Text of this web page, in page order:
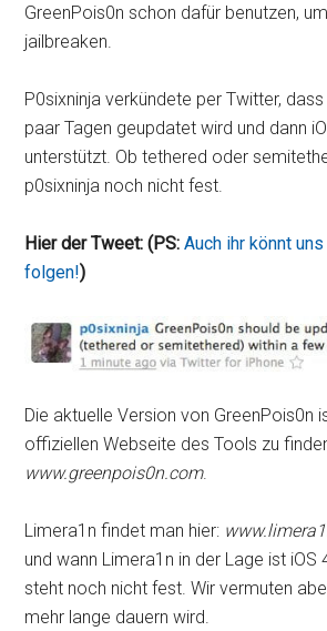
GreenPois0n schon dafür benutzen,
jailbreaken.
P0sixninja verkündete per Twitter,
paar Tagen geupdatet wird und dann
unterstützt. Ob tethered oder
p0sixninja noch nicht fest.
Hier der Tweet: (PS:Auch ihr könnt
folgen!)
Die aktuelle Version von GreenPois0n
offiziellen Webseite des Tools zu
www.greenpois0n.com.
Limera1n findet man hier:
und wann Limera1n in der Lage ist iOS
steht noch nicht fest. Wir vermuten
mehr lange dauern wird.